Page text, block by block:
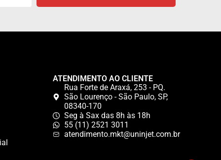
ATENDIMENTO AO CLIENTE
Rua Forte de Araxá, 253 - PQ.
São Lourenço - São Paulo, SP,
08340-170
Seg à Sax das 8h às 18h
55 (11) 2521 3011
atendimento.mkt@uninjet.com.br